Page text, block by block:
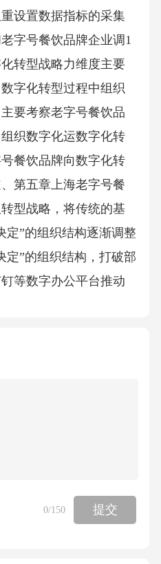
设置数据指标的采集
字号餐饮品牌企业调1
化转型战略力维度主要
字化转型过程中组织
要考察老字号餐饮品
织数字化运数字化转
餐饮品牌向数字化转
第五章上海老字号餐
型战略，将传统的基
定”的组织结构逐渐调整
定”的组织结构，打破部
等数字办公平台推动
方式发生了重大变
的营销思维，通过搭
道会员管理赋能营销数
平台赋能服务转型备，
0/150 提交